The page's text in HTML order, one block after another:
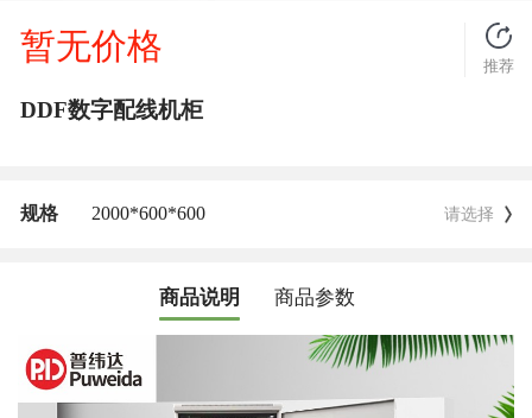
暂无价格
推荐
DDF数字配线机柜
规格 2000*600*600 请选择
商品说明 商品参数